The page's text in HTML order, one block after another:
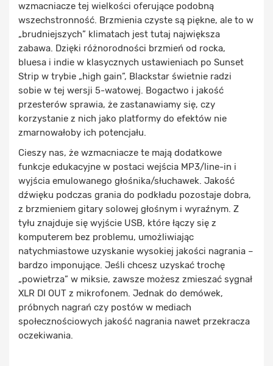
wzmacniacze tej wielkości oferujące podobną
wszechstronność. Brzmienia czyste są piękne, ale to w
„brudniejszych” klimatach jest tutaj największa
zabawa. Dzięki różnorodności brzmień od rocka,
bluesa i indie w klasycznych ustawieniach po Sunset
Strip w trybie „high gain”, Blackstar świetnie radzi
sobie w tej wersji 5-watowej. Bogactwo i jakość
przesterów sprawia, że zastanawiamy się, czy
korzystanie z nich jako platformy do efektów nie
zmarnowałoby ich potencjału.
Cieszy nas, że wzmacniacze te mają dodatkowe
funkcje edukacyjne w postaci wejścia MP3/line-in i
wyjścia emulowanego głośnika/słuchawek. Jakość
dźwięku podczas grania do podkładu pozostaje dobra,
z brzmieniem gitary solowej głośnym i wyraźnym. Z
tyłu znajduje się wyjście USB, które łączy się z
komputerem bez problemu, umożliwiając
natychmiastowe uzyskanie wysokiej jakości nagrania –
bardzo imponujące. Jeśli chcesz uzyskać trochę
„powietrza” w miksie, zawsze możesz zmieszać sygnał
XLR DI OUT z mikrofonem. Jednak do demówek,
próbnych nagrań czy postów w mediach
społecznościowych jakość nagrania nawet przekracza
oczekiwania.